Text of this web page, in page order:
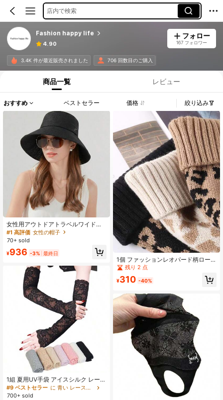
店内で検索
Fashion happy life
4.90
フォロー
167 フォロワー
3.4K 件が最近販売されました 706 回数目のご購入
商品一覧 レビュー
おすすめ ベストセラー 価格 絞り込み
女性用アウトドアトラベルワイドブ
リムハット、バケットハットデザイ
ンで顔が小さく見える、ヨーロッ
ット
#1 高評価 女性の帽子
70+ sold
¥936 -3% 最終日
1組 夏用UV手袋 アイスシルク レース
袖カバー 屋外運転用、長袖バレンタ
インデー用
#9 ベストセラー
に 青い レースグローブ
700+ sold
1個 ファッションレオパード柄ロー
ルエッジポンポンニット ビーニー ス
暖かい 太糸 帽子 レディース タイダ
レディースファッションアクセサリ
残り 2 点
¥310 -40%